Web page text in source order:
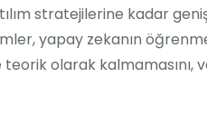
stratejilerine kadar
yapay zekanın
teorik olarak